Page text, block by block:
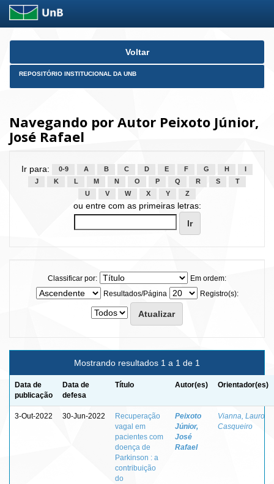
Skip
Voltar
REPOSITÓRIO INSTITUCIONAL DA UNB
Navegando por Autor Peixoto Júnior,
José Rafael
Ir para: 0-9 A B C D E F G H
J
K L M N O P Q R S
T
U
V W X Y Z
ou entre com as primeiras letras:
Classificar por:
Em ordem:
Resultados/Página
Registro(s):
Mostrando resultados 1 a 1 de 1
Data de
publicação
Data de
defesa
Título Autor(es) Orientador(es)
3-Out-2022 30-Jun-2022
Recuperação
vagal em
pacientes com
doença de
Parkinson : a
contribuição
do
Peixoto
Júnior,
José
Rafael
Vianna, Lauro
Casqueiro